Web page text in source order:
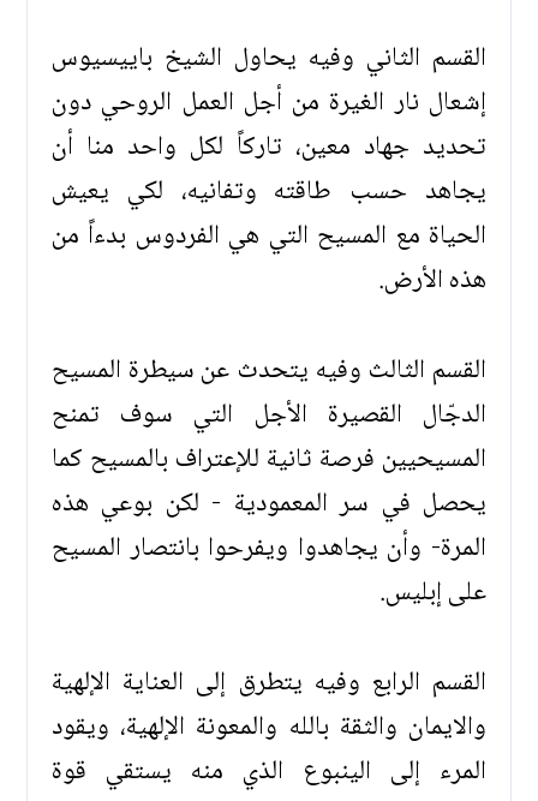
القسم الثاني وفيه يحاول الشيخ باييسيوس
إشعال نار الغيرة من أجل العمل الروحي دون
تحديد جهاد معين، تاركاً لكل واحد منا أن
يجاهد حسب طاقته وتفانيه، لكي يعيش
الحياة مع المسيح التي هي الفردوس بدءاً من
هذه الأرض.
القسم الثالث وفيه يتحدث عن سيطرة المسيح
الدجّال القصيرة الأجل التي سوف تمنح
المسيحيين فرصة ثانية للإعتراف بالمسيح كما
يحصل في سر المعمودية - لكن بوعي هذه
المرة- وأن يجاهدوا ويفرحوا بانتصار المسيح
على إبليس.
القسم الرابع وفيه يتطرق إلى العناية الإلهية
والايمان والثقة بالله والمعونة الإلهية، ويقود
المرء إلى الينبوع الذي منه يستقي قوة